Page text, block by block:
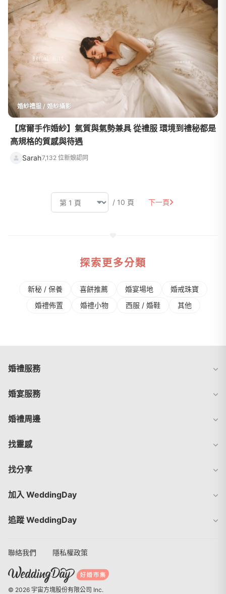
婚紗禮服 / 婚紗攝影
【席爾手作婚紗】氣質與氣勢兼具 從禮服 環境到禮秘都是
高規格的質感與待遇
Sarah7,132 位新娘認同
/ 10 頁 下一頁
探索更多分類
新秘 / 保養 喜餅推薦 婚宴場地
婚戒珠寶
婚禮佈置
婚禮⼩物 ⻄服 / 婚鞋 其他
婚禮服務
婚宴服務
婚禮周邊
找靈感
找分享
加入 WeddingDay
追蹤 WeddingDay
聯絡我們 隱私權政策
© 2026 宇宙方塊股份有限公司 Inc.